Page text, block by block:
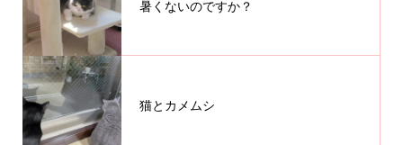
暑くないのですか？
猫とカメムシ